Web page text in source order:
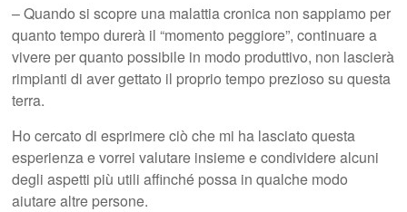
– Quando si scopre una malattia cronica non sappiamo per
quanto tempo durerà il “momento peggiore”, continuare a
vivere per quanto possibile in modo produttivo, non lascierà
rimpianti di aver gettato il proprio tempo prezioso su questa
terra.
Ho cercato di esprimere ciò che mi ha lasciato questa
esperienza e vorrei valutare insieme e condividere alcuni
degli aspetti più utili affinché possa in qualche modo
aiutare altre persone.